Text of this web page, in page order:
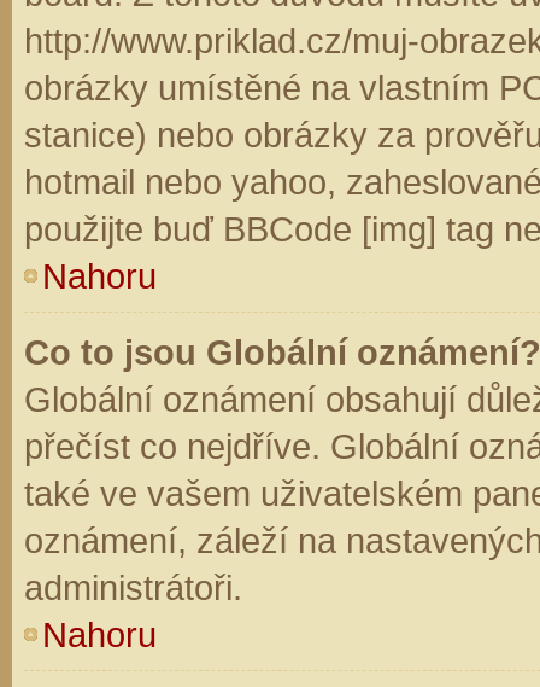
http://www.priklad.cz/muj-
obrázky umístěné na vlastním
stanice) nebo obrázky za
hotmail nebo yahoo,
použijte buď BBCode [img] tag
Nahoru
Co to jsou Globální oznámení?
Globální oznámení obsahují
přečíst co nejdříve. Globální
také ve vašem uživatelském
oznámení, záleží na
administrátoři.
Nahoru